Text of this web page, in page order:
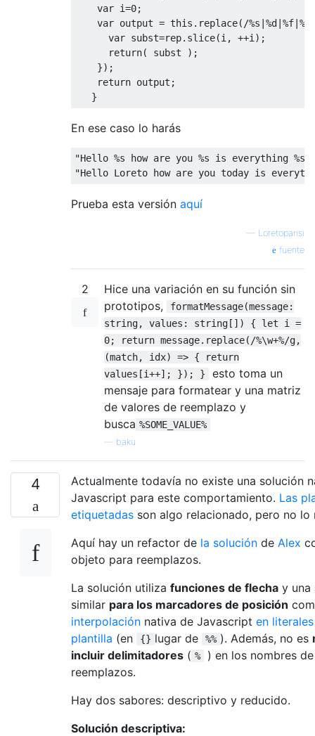
var i=0;
var output = this .replace( /
var subst=rep.slice(i, ++i);
return( subst );
    });
return output;
En ese caso lo harás
"Hello %s how are you %s is everything
"Hello Loreto how are you today is
Prueba esta versión aquí
— Loretoparisi
fuente
2
Hice una variación en su función sin
prototipos,
formatMessage(message:
string, values: string[]) { let i =
0; return message.replace(/%\w+%/g,
(match, idx) => { return
values[i++]; }); }
esto toma un
mensaje para formatear y una matriz
de valores de reemplazo y
busca %SOME_VALUE%
baku
4
Actualmente todavía no existe una solución
Javascript para este comportamiento. Las
etiquetadas son algo relacionado, pero no lo
Aquí hay un refactor de la solución de Alex
objeto para reemplazos.
La solución utiliza funciones de flecha y una
similar para los marcadores de posición
interpolación nativa de Javascript en
plantilla (en {} lugar de %% ). Además, no es
incluir delimitadores ( %
) en los nombres
reemplazos.
Hay dos sabores: descriptivo y reducido.
Solución descriptiva: